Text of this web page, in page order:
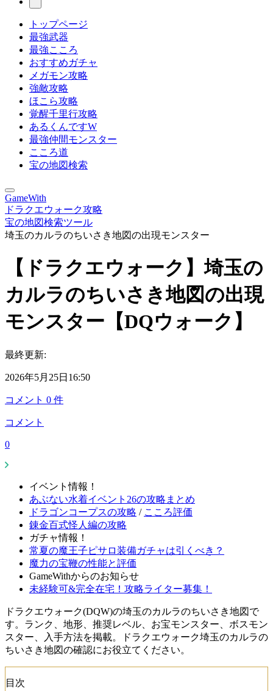
トップページ
最強武器
最強こころ
おすすめガチャ
メガモン攻略
強敵攻略
ほこら攻略
覚醒千里行攻略
あるくんですW
最強仲間モンスター
こころ道
宝の地図検索
GameWith
ドラクエウォーク攻略
宝の地図検索ツール
埼玉のカルラのちいさき地図の出現モンスター
【ドラクエウォーク】埼玉の
カルラのちいさき地図の出現
モンスター【DQウォーク】
最終更新:
2026年5月25日16:50
コメント 0 件
コメント
0
イベント情報！
あぶない水着イベント26の攻略まとめ
ドラゴンコープスの攻略 / こころ評価
錬金百式怪人編の攻略
ガチャ情報！
常夏の魔王子ピサロ装備ガチャは引くべき？
魔力の宝鞭の性能と評価
GameWithからのお知らせ
未経験可&完全在宅！攻略ライター募集！
ドラクエウォーク(DQW)の埼玉のカルラのちいさき地図で
す。ランク、地形、推奨レベル、お宝モンスター、ボスモン
スター、入手方法を掲載。ドラクエウォーク埼玉のカルラの
ちいさき地図の確認にお役立てください。
目次